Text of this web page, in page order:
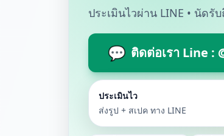
ประเมินไวผ่าน LINE • นัด
💬 ติดต่อเรา Line :
ประเมินไว
ส่งรูป + สเปค ทาง LINE